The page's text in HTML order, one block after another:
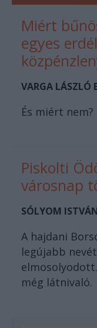
Miért
egyes
VARGA LÁSZLÓ
És miért nem?
Piskolti
városnap
SÓLYOM
A hajdani
legújabb
még látnivaló.